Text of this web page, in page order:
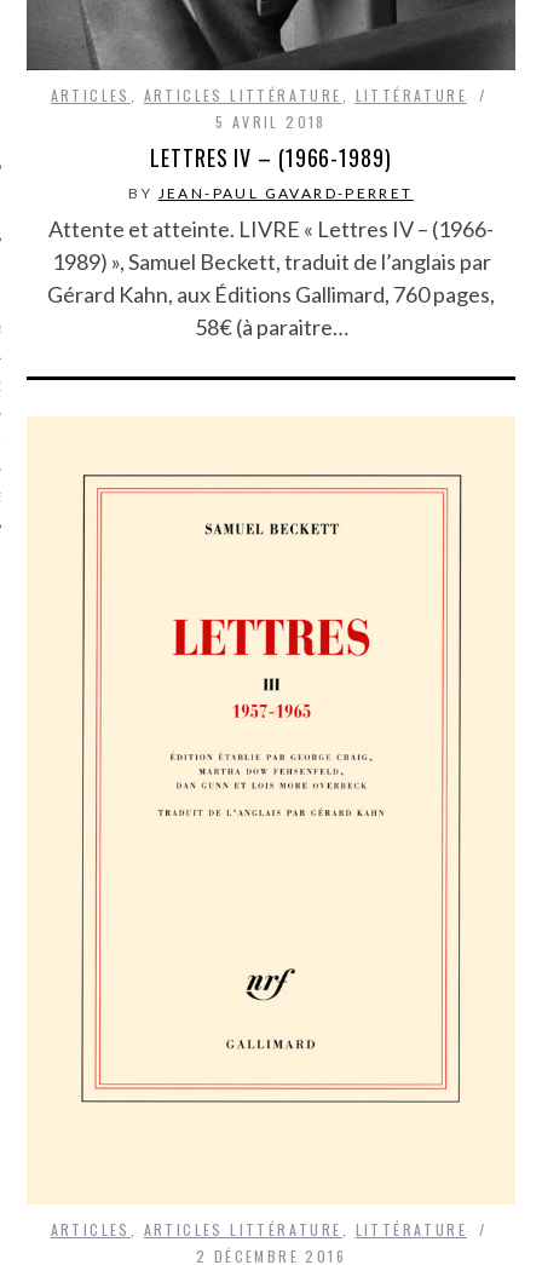
SUIVEZ-NOUS
CARAVELLE
CARAVELLE
PODCAST
ARTICLES ARTICLES LITTÉRATURE
LITTÉRATURE
5 AVRIL 2018
LETTRES IV – (1966-1989)
BY JEAN-PAUL GAVARD-PERRET
Attente et atteinte. LIVRE « Lettres IV – (1966-
1989) », Samuel Beckett, traduit de l’anglais par
Gérard Kahn, aux Éditions Gallimard, 760 pages,
58€ (à paraitre…
ARTICLES ARTICLES LITTÉRATURE
LITTÉRATURE
2 DÉCEMBRE 2016